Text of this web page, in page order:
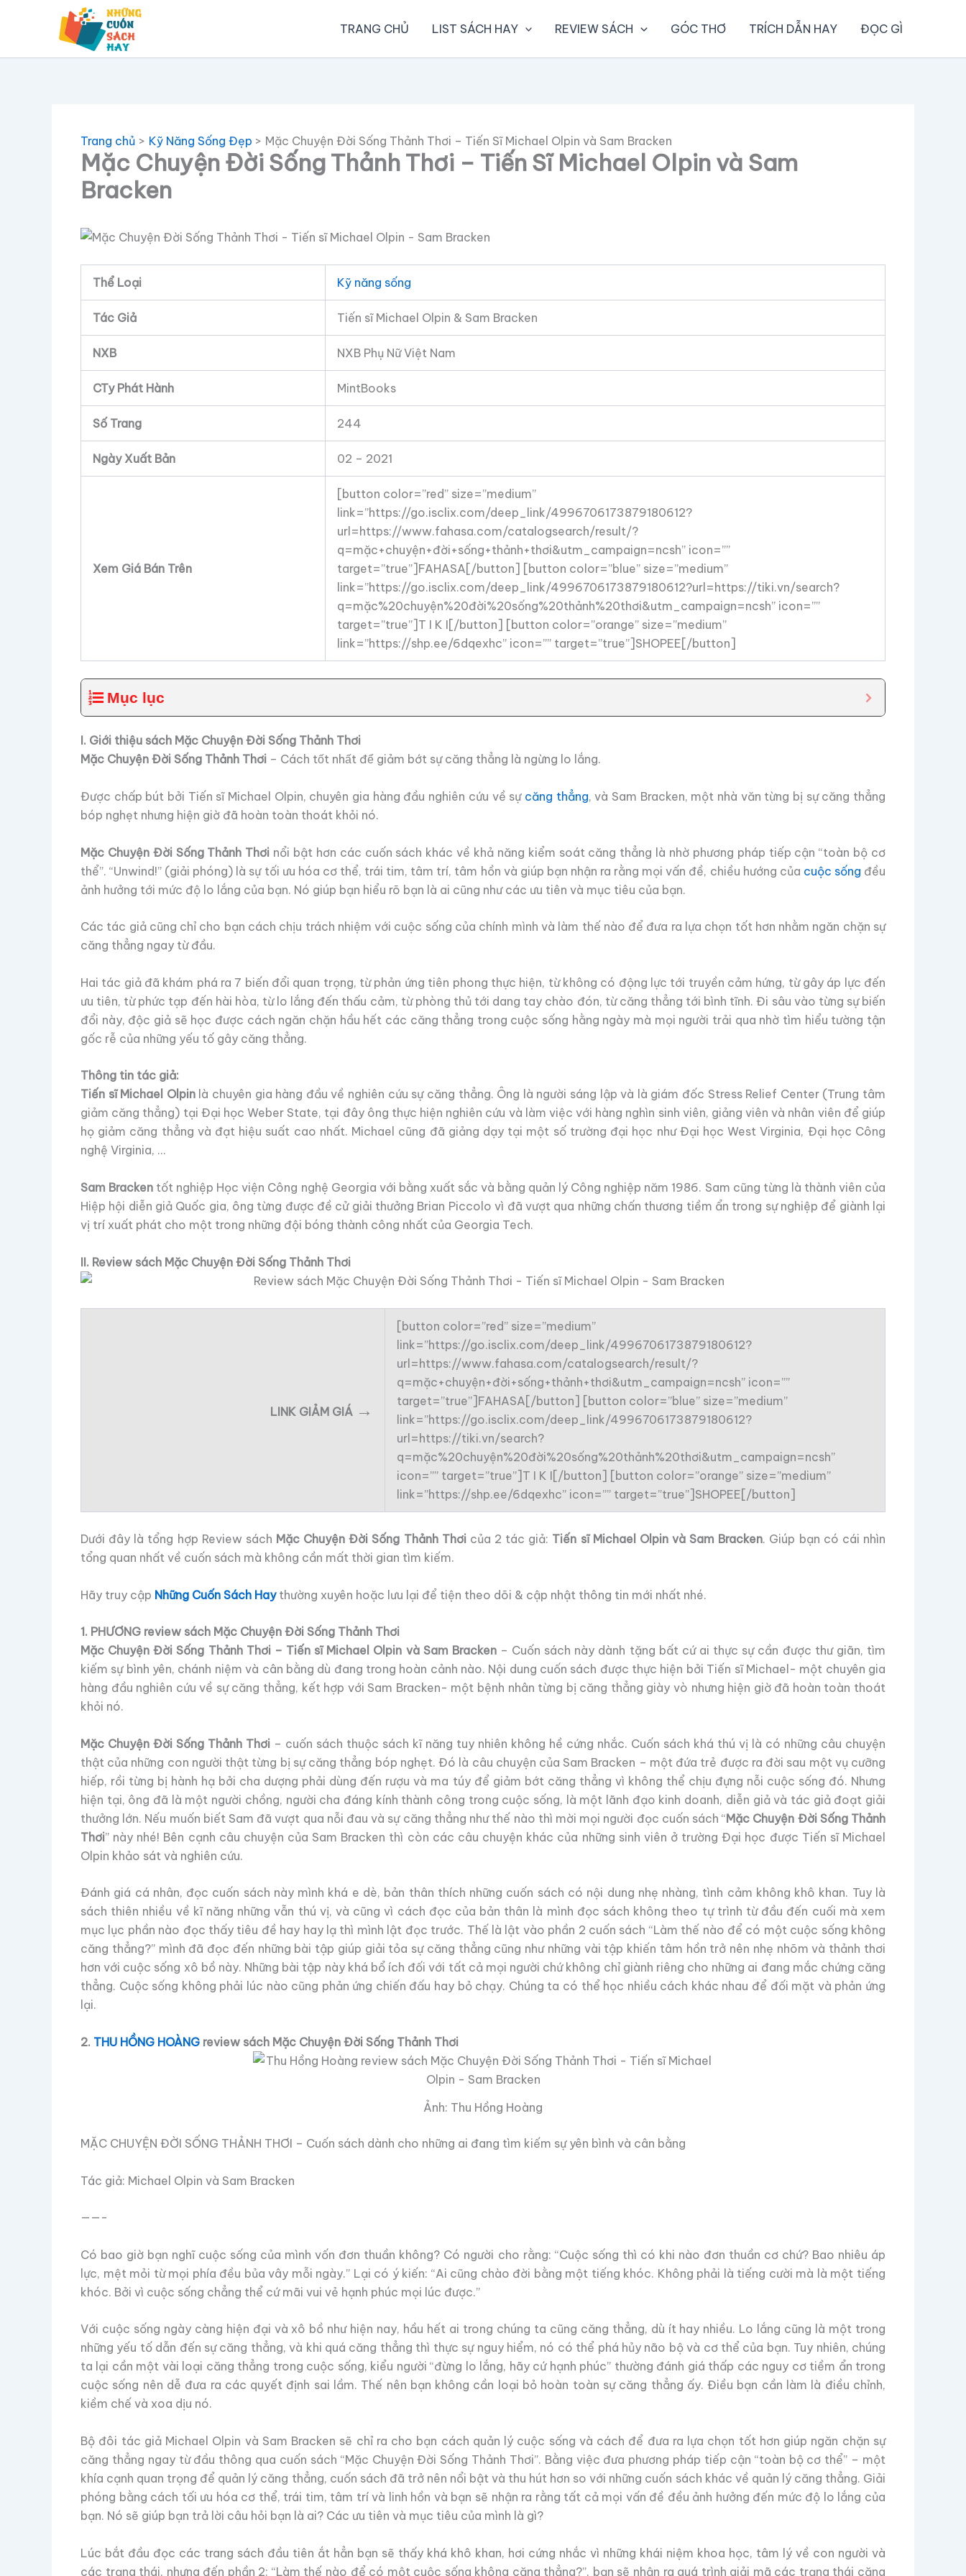
TRANG CHỦ LIST SÁCH HAY REVIEW SÁCH GÓC THƠ TRÍCH DẪN HAY ĐỌC GÌ
Trang chủ Kỹ Năng Sống Đẹp Mặc Chuyện Đời Sống Thảnh Thơi – Tiến Sĩ Michael Olpin và Sam Bracken
Mặc Chuyện Đời Sống Thảnh Thơi – Tiến Sĩ Michael Olpin và Sam
Bracken
Thể Loại Kỹ năng sống
Tác Giả Tiến sĩ Michael Olpin & Sam Bracken
NXB NXB Phụ Nữ Việt Nam
CTy Phát Hành MintBooks
Số Trang 244
Ngày Xuất Bản 02 – 2021
Xem Giá Bán Trên
[button color=”red” size=”medium”
link=”https://go.isclix.com/deep_link/4996706173879180612?
url=https://www.fahasa.com/catalogsearch/result/?
q=mặc+chuyện+đời+sống+thảnh+thơi&utm_campaign=ncsh” icon=””
target=”true”]FAHASA[/button] [button color=”blue” size=”medium”
link=”https://go.isclix.com/deep_link/4996706173879180612?url=https://tiki.vn/search?
q=mặc%20chuyện%20đời%20sống%20thảnh%20thơi&utm_campaign=ncsh” icon=””
target=”true”]T I K I[/button] [button color=”orange” size=”medium”
link=”https://shp.ee/6dqexhc” icon=”” target=”true”]SHOPEE[/button]
Mục lục
I. Giới thiệu sách Mặc Chuyện Đời Sống Thảnh Thơi
Mặc Chuyện Đời Sống Thảnh Thơi – Cách tốt nhất để giảm bớt sự căng thẳng là ngừng lo lắng.
Được chấp bút bởi Tiến sĩ Michael Olpin, chuyên gia hàng đầu nghiên cứu về sự căng thẳng, và Sam Bracken, một nhà văn từng bị sự căng thẳng
bóp nghẹt nhưng hiện giờ đã hoàn toàn thoát khỏi nó.
Mặc Chuyện Đời Sống Thảnh Thơi nổi bật hơn các cuốn sách khác về khả năng kiểm soát căng thẳng là nhờ phương pháp tiếp cận “toàn bộ cơ
thể”. “Unwind!” (giải phóng) là sự tối ưu hóa cơ thể, trái tim, tâm trí, tâm hồn và giúp bạn nhận ra rằng mọi vấn đề, chiều hướng của cuộc sống đều
ảnh hưởng tới mức độ lo lắng của bạn. Nó giúp bạn hiểu rõ bạn là ai cũng như các ưu tiên và mục tiêu của bạn.
Các tác giả cũng chỉ cho bạn cách chịu trách nhiệm với cuộc sống của chính mình và làm thế nào để đưa ra lựa chọn tốt hơn nhằm ngăn chặn sự
căng thẳng ngay từ đầu.
Hai tác giả đã khám phá ra 7 biến đổi quan trọng, từ phản ứng tiên phong thực hiện, từ không có động lực tới truyền cảm hứng, từ gây áp lực đến
ưu tiên, từ phức tạp đến hài hòa, từ lo lắng đến thấu cảm, từ phòng thủ tới dang tay chào đón, từ căng thẳng tới bình tĩnh. Đi sâu vào từng sự biến
đổi này, độc giả sẽ học được cách ngăn chặn hầu hết các căng thẳng trong cuộc sống hằng ngày mà mọi người trải qua nhờ tìm hiểu tường tận
gốc rễ của những yếu tố gây căng thẳng.
Thông tin tác giả:
Tiến sĩ Michael Olpinlà chuyên gia hàng đầu về nghiên cứu sự căng thẳng. Ông là người sáng lập và là giám đốc Stress Relief Center (Trung tâm
giảm căng thẳng) tại Đại học Weber State, tại đây ông thực hiện nghiên cứu và làm việc với hàng nghìn sinh viên, giảng viên và nhân viên để giúp
họ giảm căng thẳng và đạt hiệu suất cao nhất. Michael cũng đã giảng dạy tại một số trường đại học như Đại học West Virginia, Đại học Công
nghệ Virginia, …
Sam Bracken tốt nghiệp Học viện Công nghệ Georgia với bằng xuất sắc và bằng quản lý Công nghiệp năm 1986. Sam cũng từng là thành viên của
Hiệp hội diễn giả Quốc gia, ông từng được đề cử giải thưởng Brian Piccolo vì đã vượt qua những chấn thương tiềm ẩn trong sự nghiệp để giành lại
vị trí xuất phát cho một trong những đội bóng thành công nhất của Georgia Tech.
II. Review sách Mặc Chuyện Đời Sống Thảnh Thơi
LINK GIẢM GIÁ →
[button color=”red” size=”medium”
link=”https://go.isclix.com/deep_link/4996706173879180612?
url=https://www.fahasa.com/catalogsearch/result/?
q=mặc+chuyện+đời+sống+thảnh+thơi&utm_campaign=ncsh” icon=””
target=”true”]FAHASA[/button] [button color=”blue” size=”medium”
link=”https://go.isclix.com/deep_link/4996706173879180612?
url=https://tiki.vn/search?
q=mặc%20chuyện%20đời%20sống%20thảnh%20thơi&utm_campaign=ncsh”
icon=”” target=”true”]T I K I[/button] [button color=”orange” size=”medium”
link=”https://shp.ee/6dqexhc” icon=”” target=”true”]SHOPEE[/button]
Dưới đây là tổng hợp Review sách Mặc Chuyện Đời Sống Thảnh Thơicủa 2 tác giả: Tiến sĩ Michael Olpin và Sam Bracken. Giúp bạn có cái nhìn
tổng quan nhất về cuốn sách mà không cần mất thời gian tìm kiếm.
Hãy truy cập Những Cuốn Sách Haythường xuyên hoặc lưu lại để tiện theo dõi & cập nhật thông tin mới nhất nhé.
1. PHƯƠNG review sách Mặc Chuyện Đời Sống Thảnh Thơi
Mặc Chuyện Đời Sống Thảnh Thơi – Tiến sĩ Michael Olpin và Sam Bracken – Cuốn sách này dành tặng bất cứ ai thực sự cần được thư giãn, tìm
kiếm sự bình yên, chánh niệm và cân bằng dù đang trong hoàn cảnh nào. Nội dung cuốn sách được thực hiện bởi Tiến sĩ Michael- một chuyên gia
hàng đầu nghiên cứu về sự căng thẳng, kết hợp với Sam Bracken- một bệnh nhân từng bị căng thẳng giày vò nhưng hiện giờ đã hoàn toàn thoát
khỏi nó.
Mặc Chuyện Đời Sống Thảnh Thơi – cuốn sách thuộc sách kĩ năng tuy nhiên không hề cứng nhắc. Cuốn sách khá thú vị là có những câu chuyện
thật của những con người thật từng bị sự căng thẳng bóp nghẹt. Đó là câu chuyện của Sam Bracken – một đứa trẻ được ra đời sau một vụ cưỡng
hiếp, rồi từng bị hành hạ bởi cha dượng phải dùng đến rượu và ma túy để giảm bớt căng thẳng vì không thể chịu đựng nỗi cuộc sống đó. Nhưng
hiện tại, ông đã là một người chồng, người cha đáng kính thành công trong cuộc sống, là một lãnh đạo kinh doanh, diễn giả và tác giả đoạt giải
thưởng lớn. Nếu muốn biết Sam đã vượt qua nỗi đau và sự căng thẳng như thế nào thì mời mọi người đọc cuốn sách “Mặc Chuyện Đời Sống Thảnh
Thơi” này nhé! Bên cạnh câu chuyện của Sam Bracken thì còn các câu chuyện khác của những sinh viên ở trường Đại học được Tiến sĩ Michael
Olpin khảo sát và nghiên cứu.
Đánh giá cá nhân, đọc cuốn sách này mình khá e dè, bản thân thích những cuốn sách có nội dung nhẹ nhàng, tình cảm không khô khan. Tuy là
sách thiên nhiều về kĩ năng những vẫn thú vị, và cũng vì cách đọc của bản thân là mình đọc sách không theo tự trình từ đầu đến cuối mà xem
mục lục phần nào đọc thấy tiêu đề hay hay lạ thì mình lật đọc trước. Thế là lật vào phần 2 cuốn sách “Làm thế nào để có một cuộc sống không
căng thẳng?” mình đã đọc đến những bài tập giúp giải tỏa sự căng thẳng cũng như những vài tập khiến tâm hồn trở nên nhẹ nhõm và thảnh thơi
hơn với cuộc sống xô bồ này. Những bài tập này khá bổ ích đối với tất cả mọi người chứ không chỉ giành riêng cho những ai đang mắc chứng căng
thẳng. Cuộc sống không phải lúc nào cũng phản ứng chiến đấu hay bỏ chạy. Chúng ta có thể học nhiều cách khác nhau để đối mặt và phản ứng
lại.
2. THU HỒNG HOÀNG review sách Mặc Chuyện Đời Sống Thảnh Thơi
Ảnh: Thu Hồng Hoàng
MẶC CHUYỆN ĐỜI SỐNG THẢNH THƠI – Cuốn sách dành cho những ai đang tìm kiếm sự yên bình và cân bằng
Tác giả: Michael Olpin và Sam Bracken
——-
Có bao giờ bạn nghĩ cuộc sống của mình vốn đơn thuần không? Có người cho rằng: “Cuộc sống thì có khi nào đơn thuần cơ chứ? Bao nhiêu áp
lực, mệt mỏi từ mọi phía đều bủa vây mỗi ngày.” Lại có ý kiến: “Ai cũng chào đời bằng một tiếng khóc. Không phải là tiếng cười mà là một tiếng
khóc. Bởi vì cuộc sống chẳng thể cứ mãi vui vẻ hạnh phúc mọi lúc được.”
Với cuộc sống ngày càng hiện đại và xô bồ như hiện nay, hầu hết ai trong chúng ta cũng căng thẳng, dù ít hay nhiều. Lo lắng cũng là một trong
những yếu tố dẫn đến sự căng thẳng, và khi quá căng thẳng thì thực sự nguy hiểm, nó có thể phá hủy não bộ và cơ thể của bạn. Tuy nhiên, chúng
ta lại cần một vài loại căng thẳng trong cuộc sống, kiểu người “đừng lo lắng, hãy cứ hạnh phúc” thường đánh giá thấp các nguy cơ tiềm ẩn trong
cuộc sống nên dễ đưa ra các quyết định sai lầm. Thế nên bạn không cần loại bỏ hoàn toàn sự căng thẳng ấy. Điều bạn cần làm là điều chỉnh,
kiềm chế và xoa dịu nó.
Bộ đôi tác giả Michael Olpin và Sam Bracken sẽ chỉ ra cho bạn cách quản lý cuộc sống và cách để đưa ra lựa chọn tốt hơn giúp ngăn chặn sự
căng thẳng ngay từ đầu thông qua cuốn sách “Mặc Chuyện Đời Sống Thảnh Thơi”. Bằng việc đưa phương pháp tiếp cận “toàn bộ cơ thể” – một
khía cạnh quan trọng để quản lý căng thẳng, cuốn sách đã trở nên nổi bật và thu hút hơn so với những cuốn sách khác về quản lý căng thẳng. Giải
phóng bằng cách tối ưu hóa cơ thể, trái tim, tâm trí và linh hồn và bạn sẽ nhận ra rằng tất cả mọi vấn đề đều ảnh hưởng đến mức độ lo lắng của
bạn. Nó sẽ giúp bạn trả lời câu hỏi bạn là ai? Các ưu tiên và mục tiêu của mình là gì?
Lúc bắt đầu đọc các trang sách đầu tiên ắt hẳn bạn sẽ thấy khá khô khan, hơi cứng nhắc vì những khái niệm khoa học, tâm lý về con người và
các trạng thái, nhưng đến phần 2: “Làm thế nào để có một cuộc sống không căng thẳng?”, bạn sẽ nhận ra quá trình giải mã các trạng thái căng